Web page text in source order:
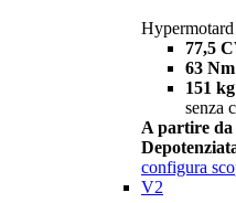
77,5
63 Nm
151 kg
senza
A partire da
configura
V2